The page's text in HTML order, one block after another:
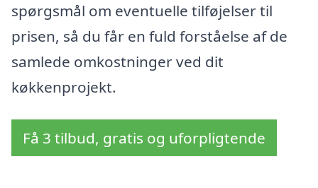
spørgsmål om eventuelle tilføjelser til
prisen, så du får en fuld forståelse af de
samlede omkostninger ved dit
køkkenprojekt.
Få 3 tilbud, gratis og uforpligtende